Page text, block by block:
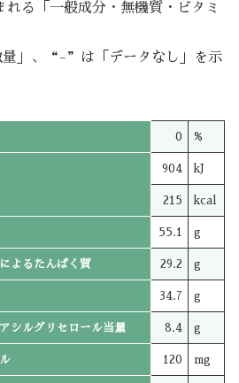
れる「一般成分・無機質・ビタミ
」、“-”は「データなし」を示
0 %
904 kJ
215 kcal
55.1 g
よるたんぱく質 29.2 g
34.7 g
シルグリセロール当量 8.4 g
120 mg